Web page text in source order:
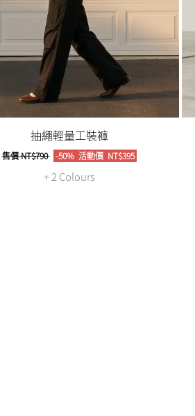
抽繩輕量工裝褲
售價NT$790 -50% 活動價NT$395
+ 2 Colours